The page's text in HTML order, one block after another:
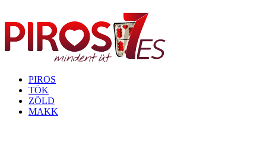
PIROS
TÖK
ZÖLD
MAKK